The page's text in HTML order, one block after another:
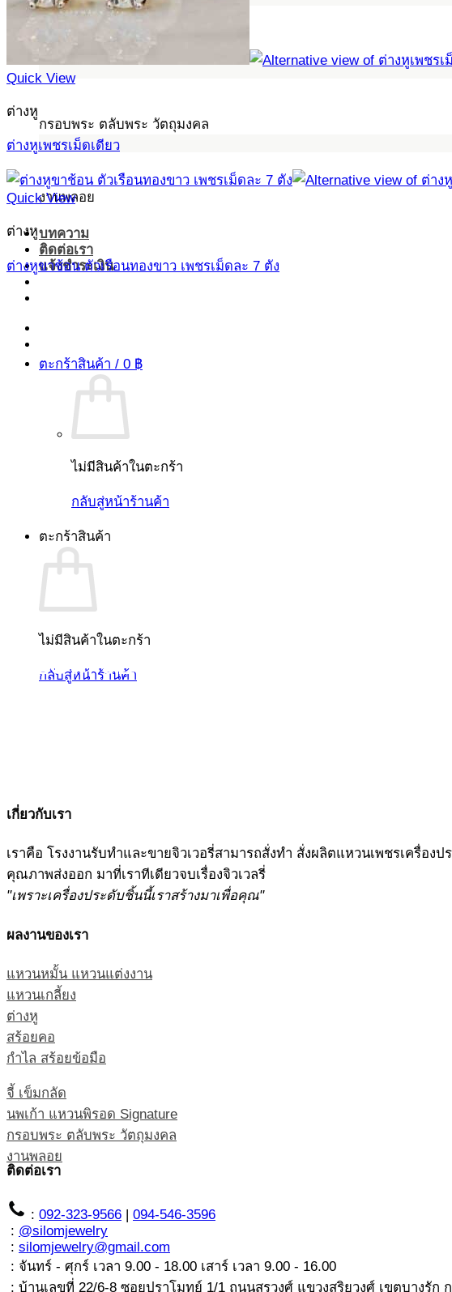
นพเก้า แหวนพิรอดนพเก้า Signature
กรอบพระ ตลับพระ วัตถุมงคล
งานพลอย
บทความ
ติดต่อเรา
แจ้งชำระเงิน
ตะกร้าสินค้า / 0 ฿
ไม่มีสินค้าในตะกร้า
กลับสู่หน้าร้านค้า
ตะกร้าสินค้า
ไม่มีสินค้าในตะกร้า
กลับสู่หน้าร้านค้า
Quick View
ต่างหู
ต่างหูเพชรเม็ดเดียว
Quick View
ต่างหู
ต่างหูขาช้อน ตัวเรือนทองขาว เพชรเม็ดละ 7 ตัง
SILOM JEWELRY
เกี่ยวกับเรา
เราคือ โรงงานรับทำและขายจิวเวอรี่สามารถสั่งทำ สั่งผลิตแหวนเพชรเครื่
คุณภาพส่งออก มาที่เราทีเดียวจบเรื่องจิวเวลรี่
"เพราะเครื่องประดับชิ้นนี้เราสร้างมาเพื่อคุณ"
ผลงานของเรา
แหวนหมั้น แหวนแต่งงาน
แหวนเกลี้ยง
ต่างหู
สร้อยคอ
กำไล สร้อยข้อมือ
จี้ เข็มกลัด
นพเก้า แหวนพิรอด Signature
กรอบพระ ตลับพระ วัตถุมงคล
งานพลอย
ติดต่อเรา
: 092-323-9566
094-546-3596
: @silomjewelry
: silomjewelry@gmail.com
: จันทร์ - ศุกร์ เวลา 9.00 - 18.00 เสาร์ เวลา 9.00 - 16.00
: บ้านเลขที่ 22/6-8 ซอยปราโมทย์ 1/1 ถนนสุรวงศ์ แขวงสุริยวงศ์ เขตบางรัก